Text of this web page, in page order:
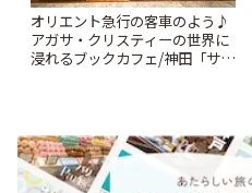
オリエント急行の客車のよう♪
アガサ・クリスティーの世界に
浸れるブックカフェ/神田「サロ